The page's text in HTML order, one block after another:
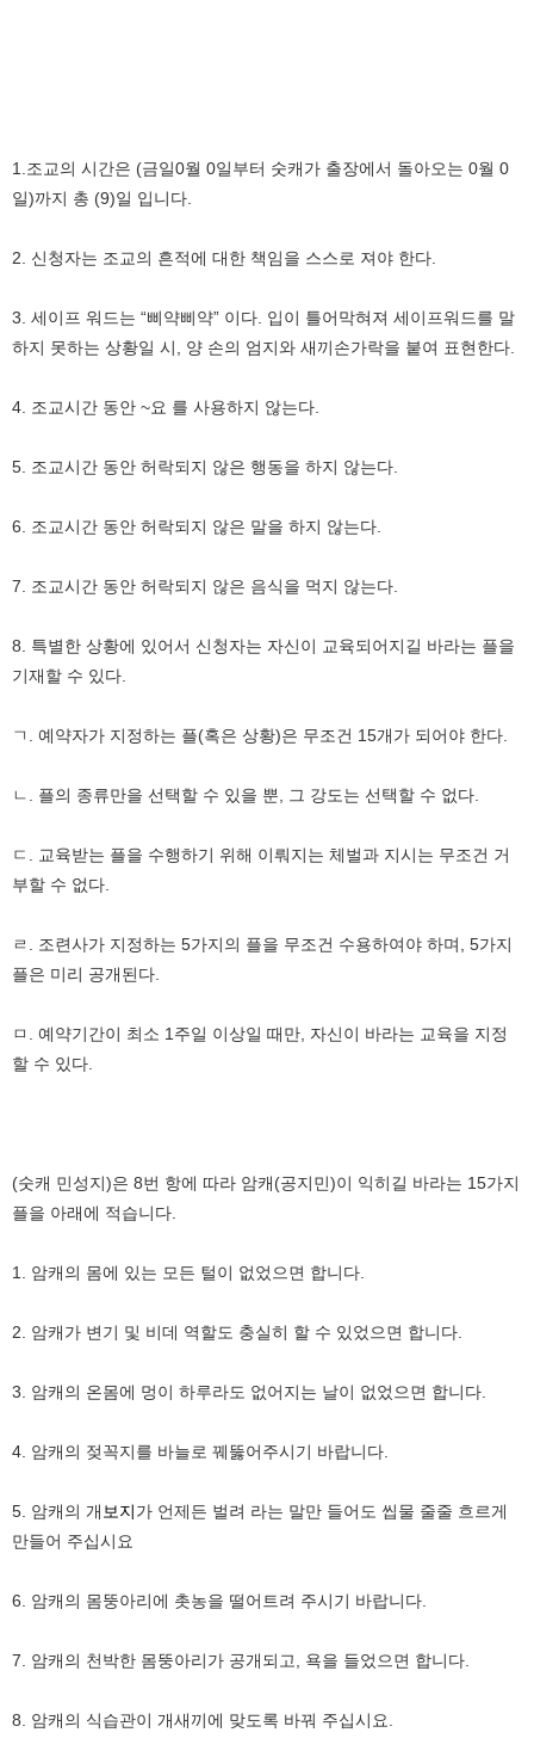
1.조교의 시간은 (금일0월 0일부터 숫캐가 출장에서 돌아오는 0월 0
일)까지 총 (9)일 입니다.
2. 신청자는 조교의 흔적에 대한 책임을 스스로 져야 한다.
3. 세이프 워드는 “삐약삐약” 이다. 입이 틀어막혀져 세이프워드를 말
하지 못하는 상황일 시, 양 손의 엄지와 새끼손가락을 붙여 표현한다.
4. 조교시간 동안 ~요 를 사용하지 않는다.
5. 조교시간 동안 허락되지 않은 행동을 하지 않는다.
6. 조교시간 동안 허락되지 않은 말을 하지 않는다.
7. 조교시간 동안 허락되지 않은 음식을 먹지 않는다.
8. 특별한 상황에 있어서 신청자는 자신이 교육되어지길 바라는 플을
기재할 수 있다.
ㄱ. 예약자가 지정하는 플(혹은 상황)은 무조건 15개가 되어야 한다.
ㄴ. 플의 종류만을 선택할 수 있을 뿐, 그 강도는 선택할 수 없다.
ㄷ. 교육받는 플을 수행하기 위해 이뤄지는 체벌과 지시는 무조건 거
부할 수 없다.
ㄹ. 조련사가 지정하는 5가지의 플을 무조건 수용하여야 하며, 5가지
플은 미리 공개된다.
ㅁ. 예약기간이 최소 1주일 이상일 때만, 자신이 바라는 교육을 지정
할 수 있다.
(숫캐 민성지)은 8번 항에 따라 암캐(공지민)이 익히길 바라는 15가지
플을 아래에 적습니다.
1. 암캐의 몸에 있는 모든 털이 없었으면 합니다.
2. 암캐가 변기 및 비데 역할도 충실히 할 수 있었으면 합니다.
3. 암캐의 온몸에 멍이 하루라도 없어지는 날이 없었으면 합니다.
4. 암캐의 젖꼭지를 바늘로 꿰뚫어주시기 바랍니다.
5. 암캐의 개 보지가 언제든 벌려 라는 말만 들어도 씹물 줄줄 흐르게
만들어 주십시요
6. 암캐의 몸뚱아리에 촛농을 떨어트려 주시기 바랍니다.
7. 암캐의 천박한 몸뚱아리가 공개되고, 욕을 들었으면 합니다.
8. 암캐의 식습관이 개새끼에 맞도록 바꿔 주십시요.